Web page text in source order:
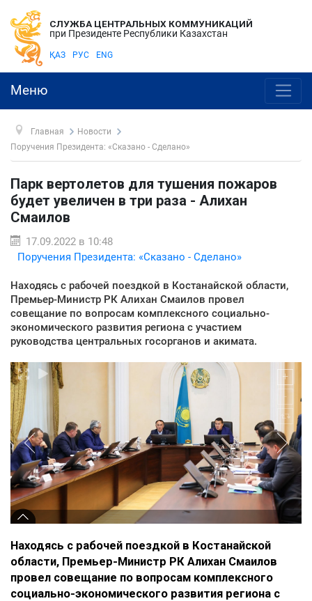
СЛУЖБА ЦЕНТРАЛЬНЫХ КОММУНИКАЦИЙ
при Президенте Республики Казахстан
ҚАЗ РУС ENG
Меню
Главная
Новости
Поручения Президента: «Сказано - Сделано»
Парк вертолетов для тушения пожаров
будет увеличен в три раза - Алихан
Смаилов
17.09.2022 в 10:48
Поручения Президента: «Сказано - Сделано»
Находясь с рабочей поездкой в Костанайской области,
Премьер-Министр РК Алихан Смаилов провел
совещание по вопросам комплексного социально-
экономического развития региона с участием
руководства центральных госорганов и акимата.
Находясь с рабочей поездкой в Костанайской
области, Премьер-Министр РК Алихан Смаилов
провел совещание по вопросам комплексного
социально-экономического развития региона с